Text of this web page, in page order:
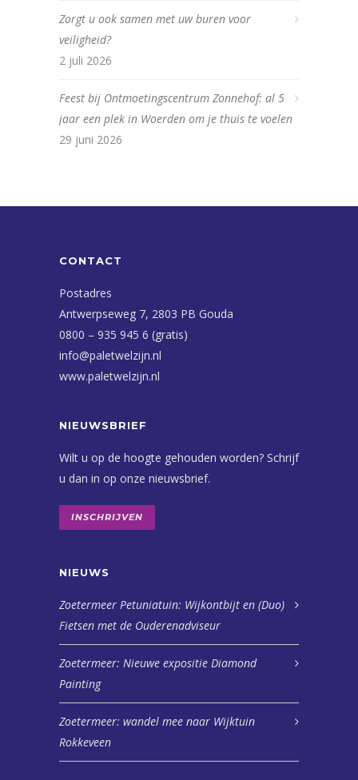
Zorgt u ook samen met uw buren voor
veiligheid?
2 juli 2026
Feest bij Ontmoetingscentrum Zonnehof: al 5
jaar een plek in Woerden om je thuis te voelen
29 juni 2026
CONTACT
Postadres
Antwerpseweg 7, 2803 PB Gouda
0800 – 935 945 6 (gratis)
info@paletwelzijn.nl
www.paletwelzijn.nl
NIEUWSBRIEF
Wilt u op de hoogte gehouden worden? Schrijf
u dan in op onze nieuwsbrief.
INSCHRIJVEN
NIEUWS
Zoetermeer Petuniatuin: Wijkontbijt en (Duo)
Fietsen met de Ouderenadviseur
Zoetermeer: Nieuwe expositie Diamond
Painting
Zoetermeer: wandel mee naar Wijktuin
Rokkeveen